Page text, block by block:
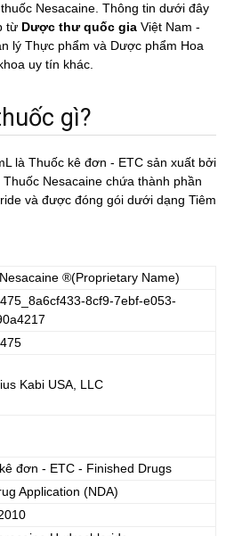
Nesacaine. Thông tin dưới đây
từ Dược thư quốc gia Việt Nam -
lý Thực phẩm và Dược phẩm Hoa
uy tín khác.
gì?
là Thuốc kê đơn - ETC sản xuất bởi
Nesacaine chứa thành phần
và được đóng gói dưới dạng Tiêm
Nesacaine ®(Proprietary Name)
8cf9-7ebf-e053-
Kabi USA, LLC
đơn - ETC - Finished Drugs
Application (NDA)